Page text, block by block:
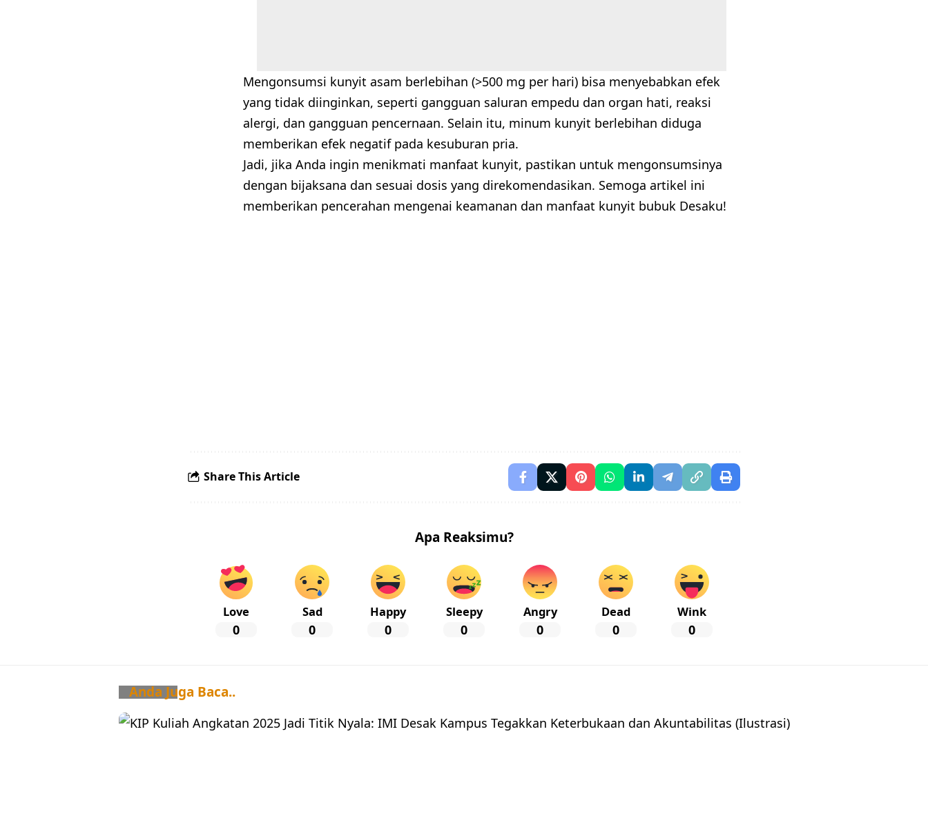
Mengonsumsi kunyit asam berlebihan (>500 mg per hari) bisa menyebabkan efek
yang tidak diinginkan, seperti gangguan saluran empedu dan organ hati, reaksi
alergi, dan gangguan pencernaan. Selain itu, minum kunyit berlebihan diduga
memberikan efek negatif pada kesuburan pria.
Jadi, jika Anda ingin menikmati manfaat kunyit, pastikan untuk mengonsumsinya
dengan bijaksana dan sesuai dosis yang direkomendasikan. Semoga artikel ini
memberikan pencerahan mengenai keamanan dan manfaat kunyit bubuk Desaku!
Share This Article
Apa Reaksimu?
Love
0
Sad
0
Happy
0
Sleepy
0
Angry
0
Dead
0
Wink
0
Anda Juga Baca..